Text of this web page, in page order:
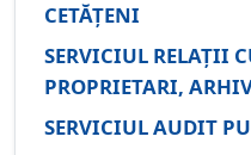
CETĂȚENI
SERVICIUL RELAȚII
PROPRIETARI,
SERVICIUL AUDIT